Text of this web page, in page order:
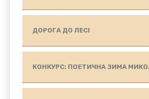
ДОРОГА ДО ЛЕСІ
КОНКУРС: ПОЕТИЧНА ЗИМА